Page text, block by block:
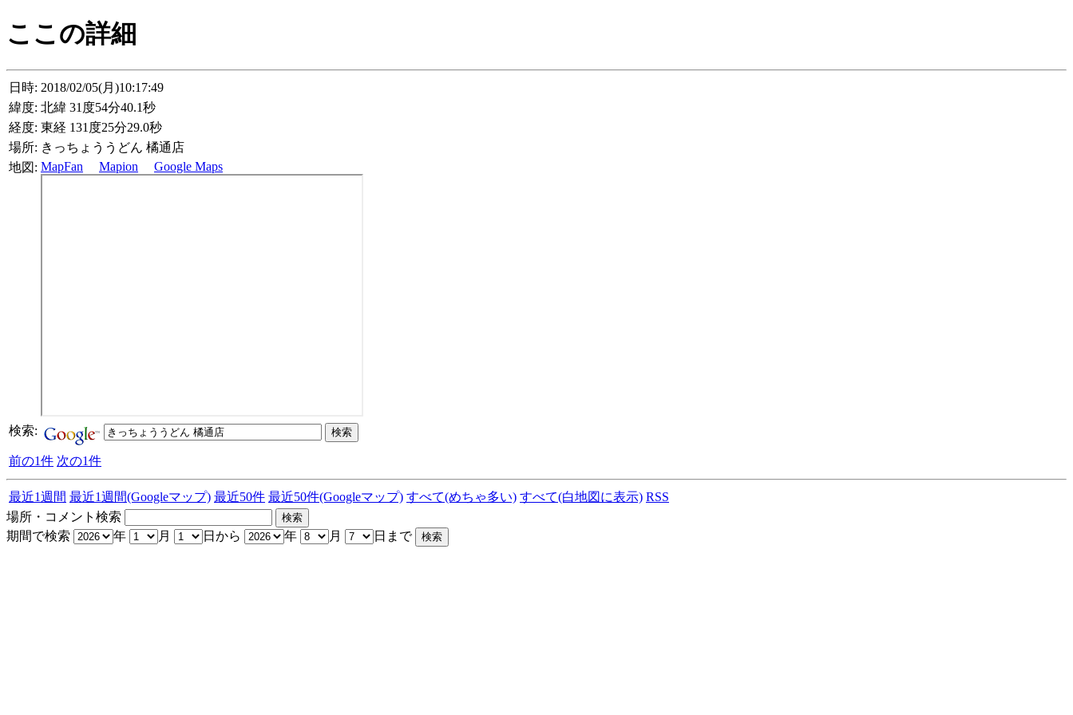
ここの詳細
日時: 2018/02/05(月)10:17:49
緯度: 北緯 31度54分40.1秒
経度: 東経 131度25分29.0秒
場所: きっちょううどん 橘通店
地図: MapFan Mapion Google Maps
検索:
前の1件 次の1件
最近1週間 最近1週間(Googleマップ) 最近50件 最近50件(Googleマップ) すべて(めちゃ多い) すべて(白地図に表示) RSS
場所・コメント検索
期間で検索
年 月 日から 年 月 日まで